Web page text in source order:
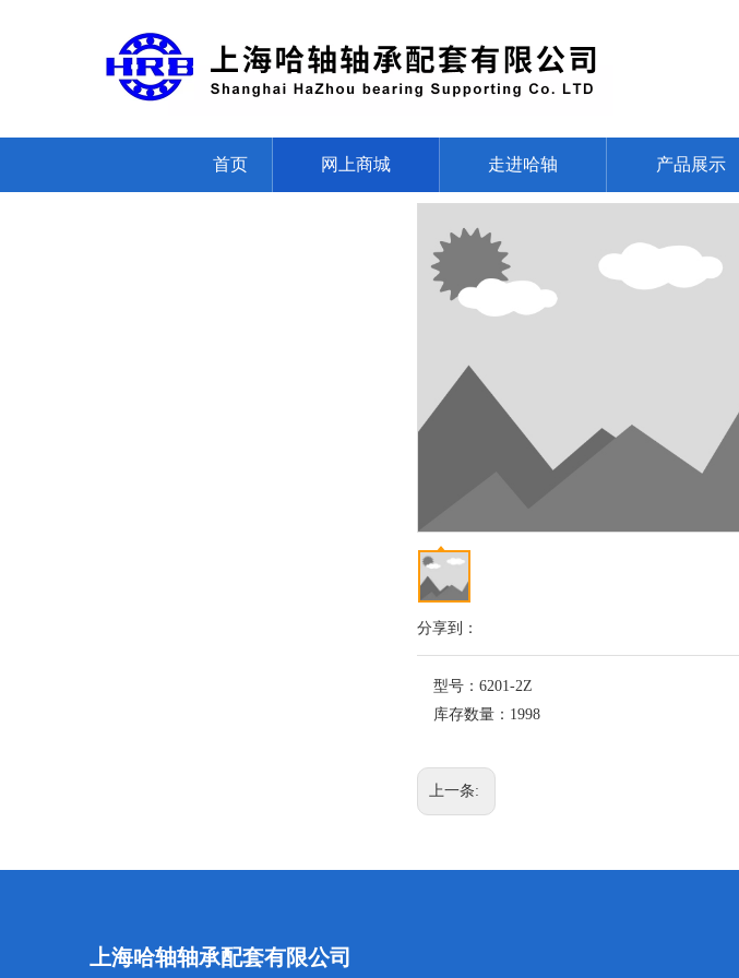
首页 网上商城 走进哈轴 产品展示
分享到：
型号： 6201-2Z
库存数量： 1998
上一条:
上海哈轴轴承配套有限公司